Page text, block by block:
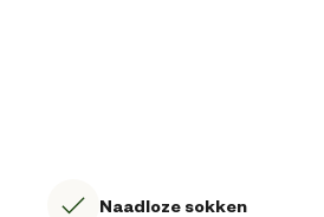
Naadloze sokken